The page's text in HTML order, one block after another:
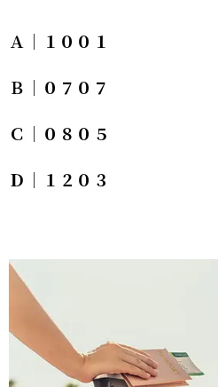
Ａ｜１００１
Ｂ｜０７０７
Ｃ｜０８０５
Ｄ｜１２０３